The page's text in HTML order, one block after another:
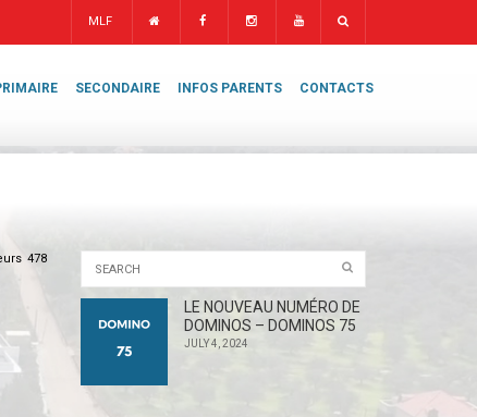
MLF
SECONDAIRE INFOS PARENTS CONTACTS
478
LE NOUVEAU NUMÉRO DE
DOMINOS – DOMINOS 75
JULY 4, 2024